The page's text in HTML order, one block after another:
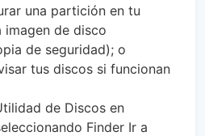
una partición en tu
imagen de disco
de seguridad); o
tus discos si funcionan
de Discos en
Finder Ir a